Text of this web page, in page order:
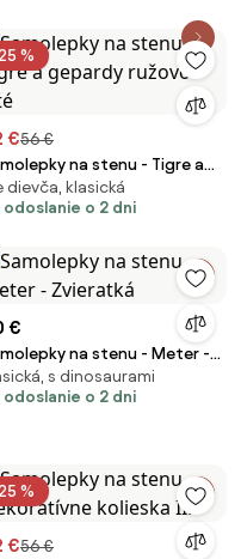
%
€56 €
na stenu - Tigre a
ružovo-žlté
dievča, klasická
odoslanie o 2 dni
€
na stenu - Meter -
s dinosaurami
odoslanie o 2 dni
%
€56 €